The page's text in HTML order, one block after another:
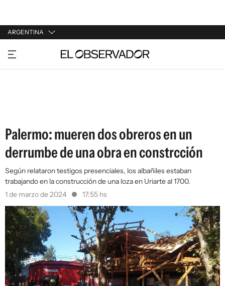
ARGENTINA
URUGUAY
ARGENTINA
Palermo: mueren dos obreros en un
derrumbe de una obra en constrcción
Según relataron testigos presenciales, los albañiles estaban
trabajando en la construcción de una loza en Uriarte al 1700.
1 de marzo de 2024
17:55 hs